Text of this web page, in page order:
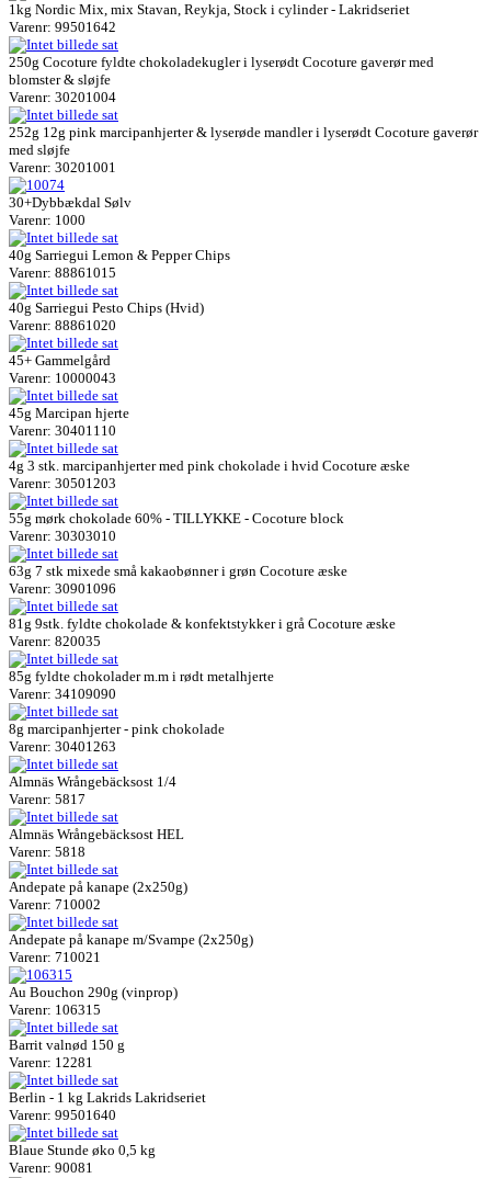
1kg Nordic Mix, mix Stavan, Reykja, Stock i cylinder - Lakridseriet
Varenr: 99501642
250g Cocoture fyldte chokoladekugler i lyserødt Cocoture gaverør med
blomster & sløjfe
Varenr: 30201004
252g 12g pink marcipanhjerter & lyserøde mandler i lyserødt Cocoture gaverør
med sløjfe
Varenr: 30201001
30+Dybbækdal Sølv
Varenr: 1000
40g Sarriegui Lemon & Pepper Chips
Varenr: 88861015
40g Sarriegui Pesto Chips (Hvid)
Varenr: 88861020
45+ Gammelgård
Varenr: 10000043
45g Marcipan hjerte
Varenr: 30401110
4g 3 stk. marcipanhjerter med pink chokolade i hvid Cocoture æske
Varenr: 30501203
55g mørk chokolade 60% - TILLYKKE - Cocoture block
Varenr: 30303010
63g 7 stk mixede små kakaobønner i grøn Cocoture æske
Varenr: 30901096
81g 9stk. fyldte chokolade & konfektstykker i grå Cocoture æske
Varenr: 820035
85g fyldte chokolader m.m i rødt metalhjerte
Varenr: 34109090
8g marcipanhjerter - pink chokolade
Varenr: 30401263
Almnäs Wrångebäcksost 1/4
Varenr: 5817
Almnäs Wrångebäcksost HEL
Varenr: 5818
Andepate på kanape (2x250g)
Varenr: 710002
Andepate på kanape m/Svampe (2x250g)
Varenr: 710021
Au Bouchon 290g (vinprop)
Varenr: 106315
Barrit valnød 150 g
Varenr: 12281
Berlin - 1 kg Lakrids Lakridseriet
Varenr: 99501640
Blaue Stunde øko 0,5 kg
Varenr: 90081